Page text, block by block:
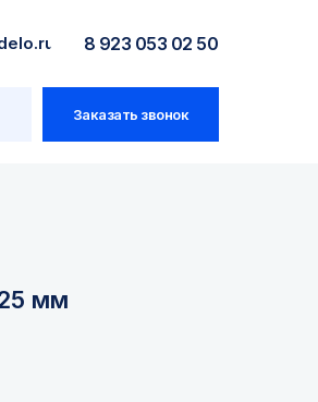
8 923 053 02 50
Заказать звонок
мм